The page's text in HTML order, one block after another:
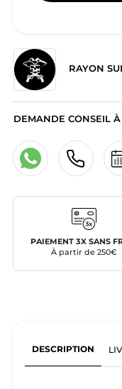
RAYON
DEMANDE CONSEIL
PAIEMENT 3X SANS
À partir de 250€
DESCRIPTION